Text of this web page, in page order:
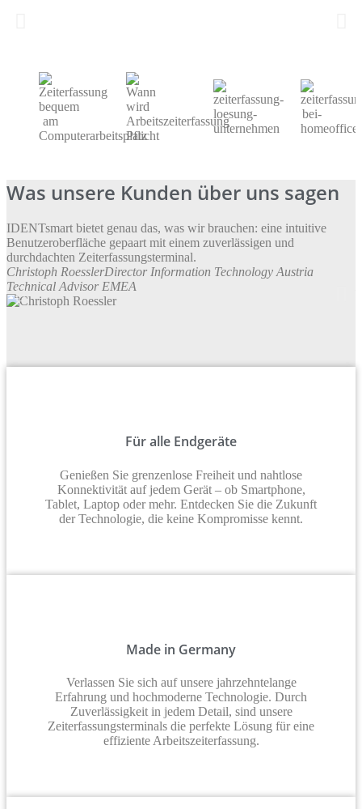
können
auf
der
Produktseite
Was unsere Kunden über uns sagen
IDENTsmart bietet genau das, was wir brauchen: eine intuitive
Benutzeroberfläche gepaart mit einem zuverlässigen und
durchdachten Zeiterfassungsterminal.
Christoph RoesslerDirector Information Technology Austria
Technical Advisor EMEA
Für alle Endgeräte
Genießen Sie grenzenlose Freiheit und nahtlose
Konnektivität auf jedem Gerät – ob Smartphone,
Tablet, Laptop oder mehr. Entdecken Sie die Zukunft
der Technologie, die keine Kompromisse kennt.
Made in Germany
Verlassen Sie sich auf unsere jahrzehntelange
Erfahrung und hochmoderne Technologie. Durch
Zuverlässigkeit in jedem Detail, sind unsere
Zeiterfassungsterminals die perfekte Lösung für eine
effiziente Arbeitszeiterfassung.